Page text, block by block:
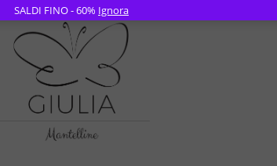
SALDI FINO - 60% Ignora